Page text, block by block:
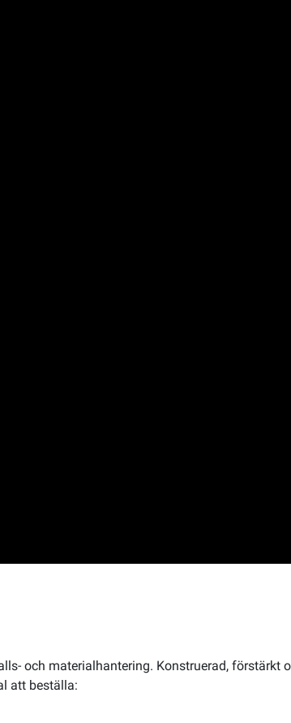
och materialhantering. Konstruerad, förstärkt
att beställa: